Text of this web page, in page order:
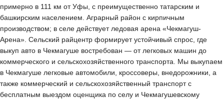
примерно в 111 км от Уфы, с преимущественно татарским и
башкирским населением. Аграрный район с кирпичным
производством; в селе действует ледовая арена «Чекмагуш-
Арена». Сельский райцентр формирует устойчивый спрос, где
выкуп авто в Чекмагуше востребован — от легковых машин до
коммерческого и сельскохозяйственного транспорта. Мы выкупаем
в Чекмагуше легковые автомобили, кроссоверы, внедорожники, а
также коммерческий и сельскохозяйственный транспорт с
бесплатным выездом оценщика по селу и Чекмагушевскому